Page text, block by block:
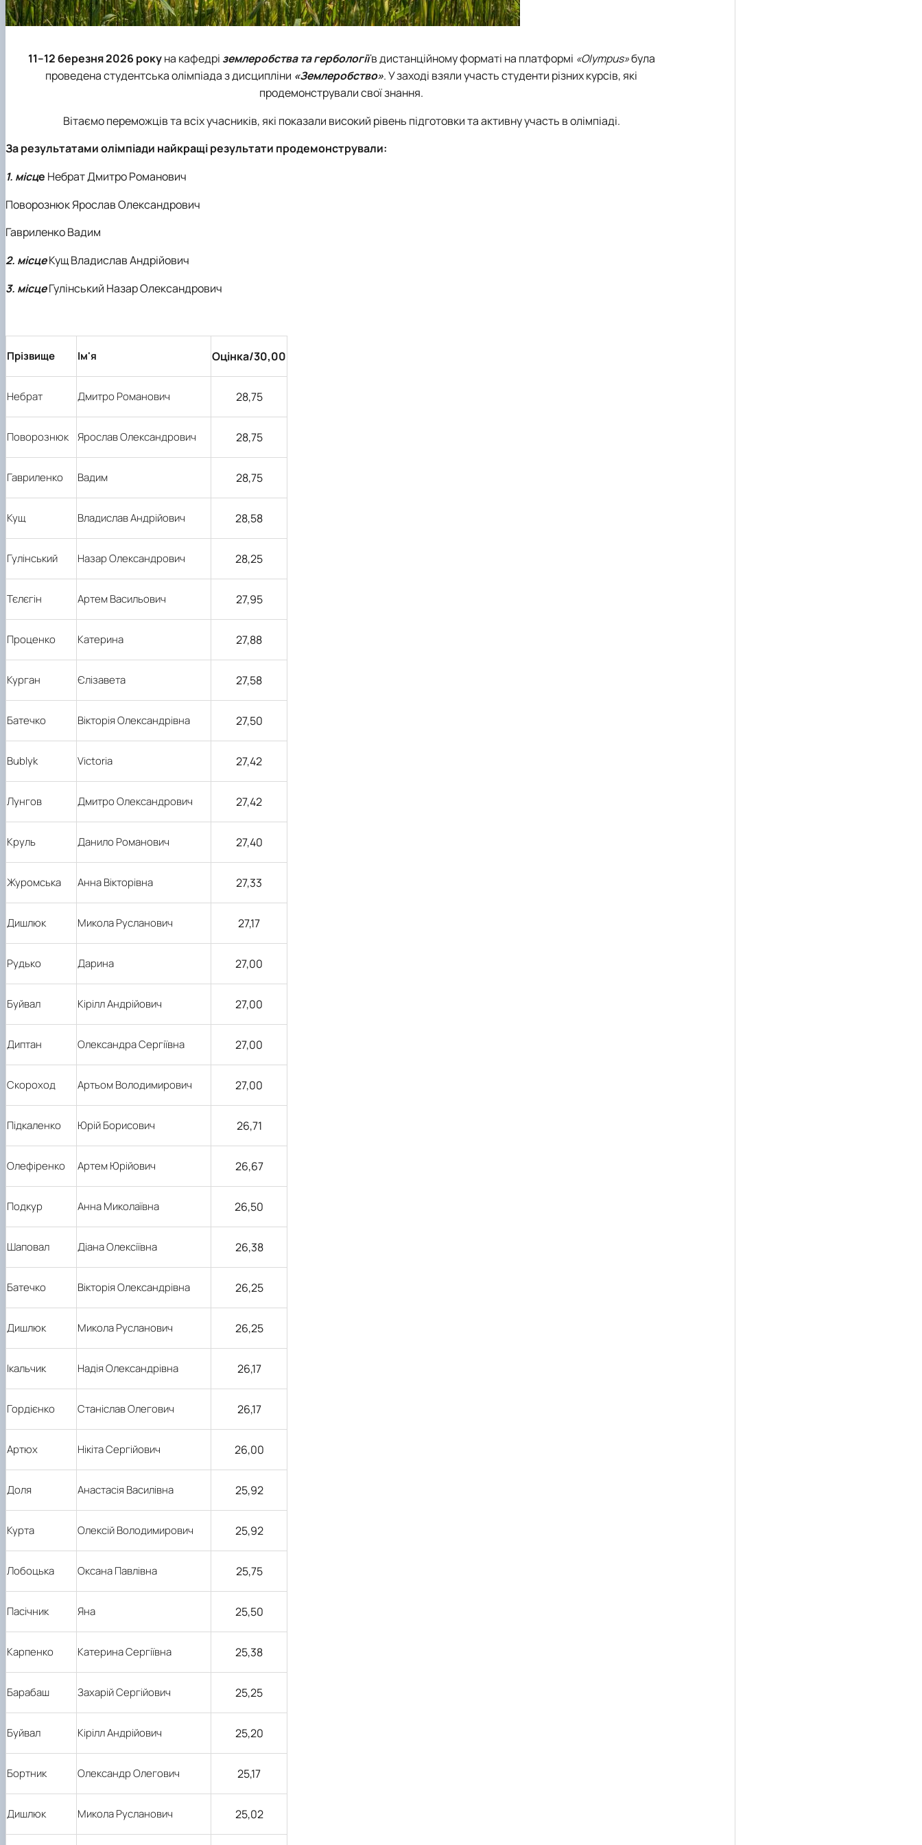
11–12 березня 2026 рокуна кафедрі землеробства та гербологіїв дистанційному форматі на платформі «Оlympus»була
проведена студентська олімпіада з дисципліни «Землеробство». У заході взяли участь студенти різних курсів, які
продемонстрували свої знання.
Вітаємо переможців та всіх учасників, які показали високий рівень підготовки та активну участь в олімпіаді.
За результатами олімпіади найкращі результати продемонстрували:
1. місце Небрат Дмитро Романович
Поворознюк Ярослав Олександрович
Гавриленко Вадим
2. місцеКущ Владислав Андрійович
3. місцеГулінський Назар Олександрович
Прізвище Ім'я Оцінка/30,00
Небрат Дмитро Романович 28,75
Поворознюк Ярослав Олександрович 28,75
Гавриленко Вадим 28,75
Кущ Владислав Андрійович 28,58
Гулінський Назар Олександрович 28,25
Тєлєгін Артем Васильович 27,95
Проценко Катерина 27,88
Курган Єлізавета 27,58
Батечко Вікторія Олександрівна 27,50
Bublyk Victoria 27,42
Лунгов Дмитро Олександрович 27,42
Круль Данило Романович 27,40
Журомська Анна Вікторівна 27,33
Дишлюк Микола Русланович 27,17
Рудько Дарина 27,00
Буйвал Кірілл Андрійович 27,00
Диптан Олександра Сергіївна 27,00
Скороход Артьом Володимирович 27,00
Підкаленко Юрій Борисович 26,71
Олефіренко Артем Юрійович 26,67
Подкур Анна Миколаївна 26,50
Шаповал Діана Олексіївна 26,38
Батечко Вікторія Олександрівна 26,25
Дишлюк Микола Русланович 26,25
Ікальчик Надія Олександрівна 26,17
Гордієнко Станіслав Олегович 26,17
Артюх Нікіта Сергійович 26,00
Доля Анастасія Василівна 25,92
Курта Олексій Володимирович 25,92
Лобоцька Оксана Павлівна 25,75
Пасічник Яна 25,50
Карпенко Катерина Сергіївна 25,38
Барабаш Захарій Сергійович 25,25
Буйвал Кірілл Андрійович 25,20
Бортник Олександр Олегович 25,17
Дишлюк Микола Русланович 25,02